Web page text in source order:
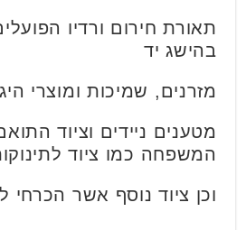
תאורת חירום ורדיו
בהישג יד
מזרנים, שמיכות ומוצרי
מטענים ניידים וציוד
המשפחה כמו ציוד
וכן ציוד נוסף אשר